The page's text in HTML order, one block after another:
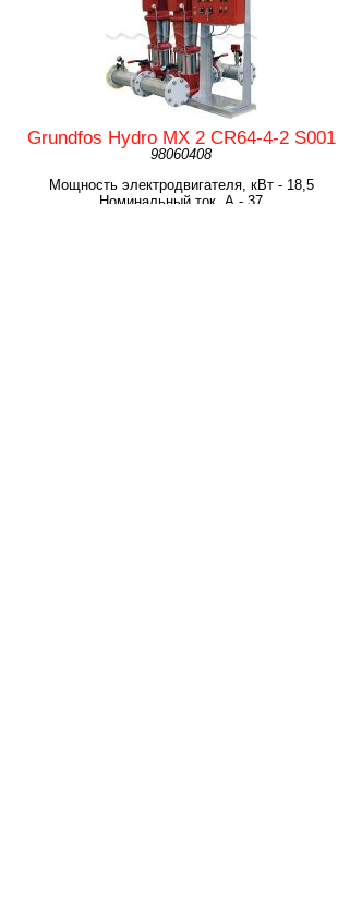
Grundfos Hydro MX 2 CR64-4-2 S001
98060408
Мощность электродвигателя, кВт - 18,5
Номинальный ток, А - 37